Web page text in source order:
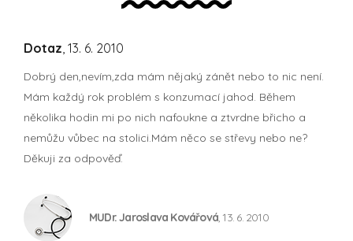
Dotaz, 13. 6. 2010
Dobrý den,nevím,zda mám nějaký zánět nebo to nic není.
Mám každý rok problém s konzumací jahod. Během
několika hodin mi po nich nafoukne a ztvrdne břicho a
nemůžu vůbec na stolici.Mám něco se střevy nebo ne?
Děkuji za odpověď.
MUDr. Jaroslava Kovářová, 13. 6. 2010